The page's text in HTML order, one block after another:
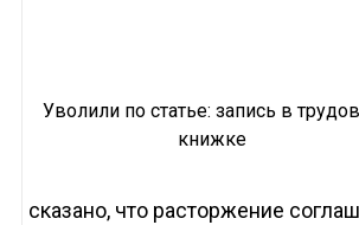
Уволили по статье: запись в
книжке
сказано, что расторжение